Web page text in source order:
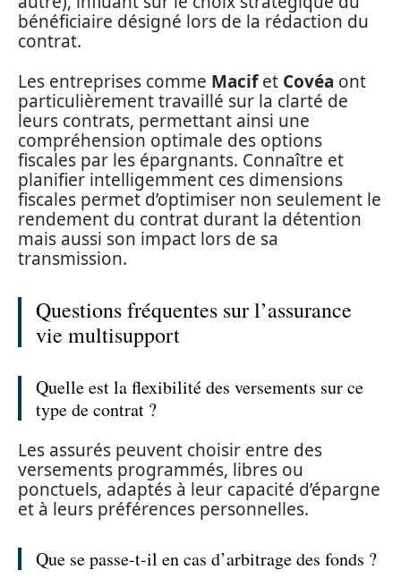
bénéficiaire désigné lors de la rédaction du
contrat.
Les entreprises comme Macifet Covéa ont
particulièrement travaillé sur la clarté de
leurs contrats, permettant ainsi une
compréhension optimale des options
fiscales par les épargnants. Connaître et
planifier intelligemment ces dimensions
fiscales permet d’optimiser non seulement le
rendement du contrat durant la détention
mais aussi son impact lors de sa
transmission.
Questions fréquentes sur l’assurance
vie multisupport
Quelle est la flexibilité des versements sur ce
type de contrat ?
Les assurés peuvent choisir entre des
versements programmés, libres ou
ponctuels, adaptés à leur capacité d’épargne
et à leurs préférences personnelles.
Que se passe-t-il en cas d’arbitrage des fonds ?